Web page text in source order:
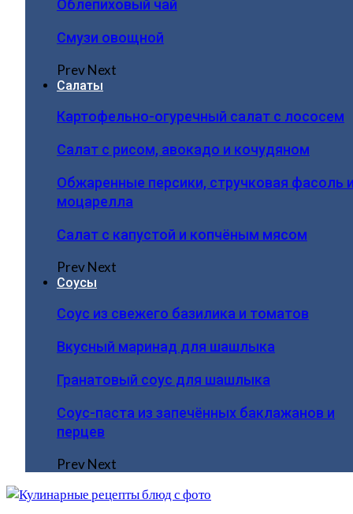
Облепиховый чай
Смузи овощной
PrevNext
Салаты
Картофельно-огуречный салат с лососем
Салат с рисом, авокадо и кочудяном
Обжаренные персики, стручковая фасоль
моцарелла
Салат с капустой и копчёным мясом
PrevNext
Соусы
Соус из свежего базилика и томатов
Вкусный маринад для шашлыка
Гранатовый соус для шашлыка
Соус-паста из запечённых баклажанов и
перцев
PrevNext